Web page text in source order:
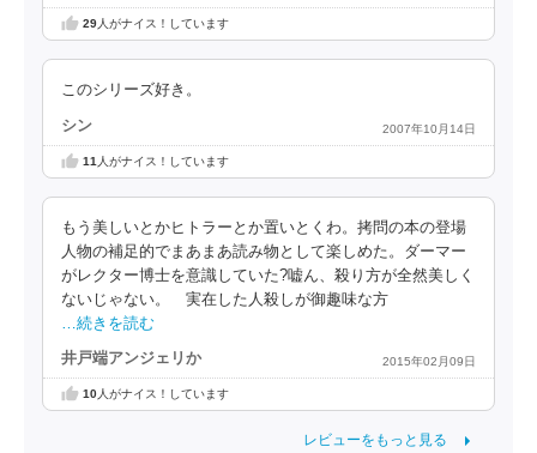
29人がナイス！しています
このシリーズ好き。
シン 2007年10月14日
11 人がナイス！しています
もう美しいとかヒトラーとか置いとくわ。拷問の本の登場
人物の補足的でまあまあ読み物として楽しめた。ダーマー
がレクター博士を意識していた?嘘ん、殺り方が全然美しく
ないじゃない。 実在した人殺しが御趣味な方
…続きを読む
井戸端アンジェリか 2015年02月09日
10人がナイス！しています
レビューをもっと見る